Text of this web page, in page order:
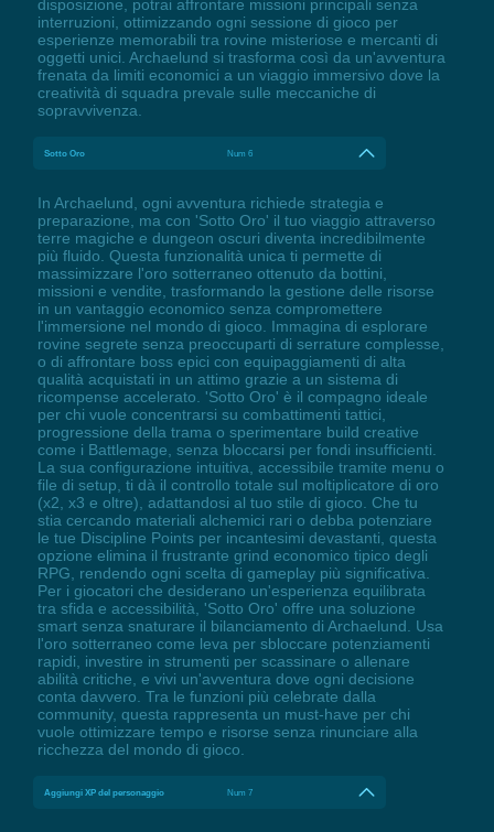
disposizione, potrai affrontare missioni principali senza
interruzioni, ottimizzando ogni sessione di gioco per
esperienze memorabili tra rovine misteriose e mercanti di
oggetti unici. Archaelund si trasforma così da un'avventura
frenata da limiti economici a un viaggio immersivo dove la
creatività di squadra prevale sulle meccaniche di
sopravvivenza.
Sotto Oro Num 6
In Archaelund, ogni avventura richiede strategia e
preparazione, ma con 'Sotto Oro' il tuo viaggio attraverso
terre magiche e dungeon oscuri diventa incredibilmente
più fluido. Questa funzionalità unica ti permette di
massimizzare l'oro sotterraneo ottenuto da bottini,
missioni e vendite, trasformando la gestione delle risorse
in un vantaggio economico senza compromettere
l'immersione nel mondo di gioco. Immagina di esplorare
rovine segrete senza preoccuparti di serrature complesse,
o di affrontare boss epici con equipaggiamenti di alta
qualità acquistati in un attimo grazie a un sistema di
ricompense accelerato. 'Sotto Oro' è il compagno ideale
per chi vuole concentrarsi su combattimenti tattici,
progressione della trama o sperimentare build creative
come i Battlemage, senza bloccarsi per fondi insufficienti.
La sua configurazione intuitiva, accessibile tramite menu o
file di setup, ti dà il controllo totale sul moltiplicatore di oro
(x2, x3 e oltre), adattandosi al tuo stile di gioco. Che tu
stia cercando materiali alchemici rari o debba potenziare
le tue Discipline Points per incantesimi devastanti, questa
opzione elimina il frustrante grind economico tipico degli
RPG, rendendo ogni scelta di gameplay più significativa.
Per i giocatori che desiderano un'esperienza equilibrata
tra sfida e accessibilità, 'Sotto Oro' offre una soluzione
smart senza snaturare il bilanciamento di Archaelund. Usa
l'oro sotterraneo come leva per sbloccare potenziamenti
rapidi, investire in strumenti per scassinare o allenare
abilità critiche, e vivi un'avventura dove ogni decisione
conta davvero. Tra le funzioni più celebrate dalla
community, questa rappresenta un must-have per chi
vuole ottimizzare tempo e risorse senza rinunciare alla
ricchezza del mondo di gioco.
Aggiungi XP del personaggio Num 7